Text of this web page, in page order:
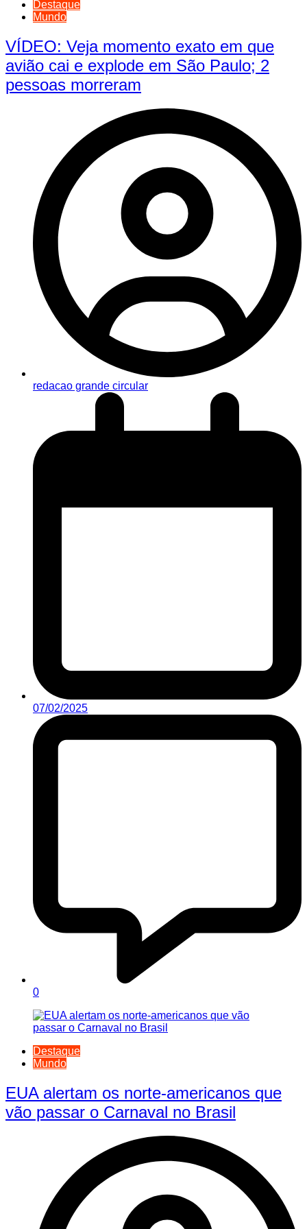
Destaque
Mundo
VÍDEO: Veja momento exato em que
avião cai e explode em São Paulo; 2
pessoas morreram
redacao grande circular
07/02/2025
0
Destaque
Mundo
EUA alertam os norte-americanos que
vão passar o Carnaval no Brasil